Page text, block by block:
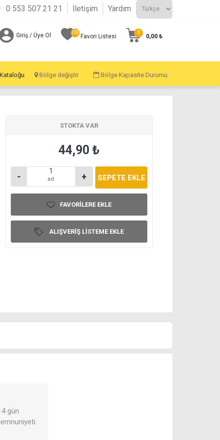
0 553 507 21 21 İletişim Yardım
Giriş / Üye Ol Favori Listesi
(0) 0
0,00 ₺
Bölge değiştir Bölge Kapasite Durumu
STOKTA VAR
44,90 ₺
- ad +
FAVORILERE EKLE
ALIŞVERIŞ LISTEME EKLE
gün